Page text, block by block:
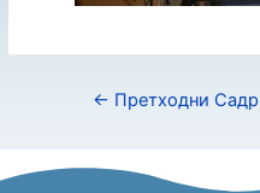
← Претходни